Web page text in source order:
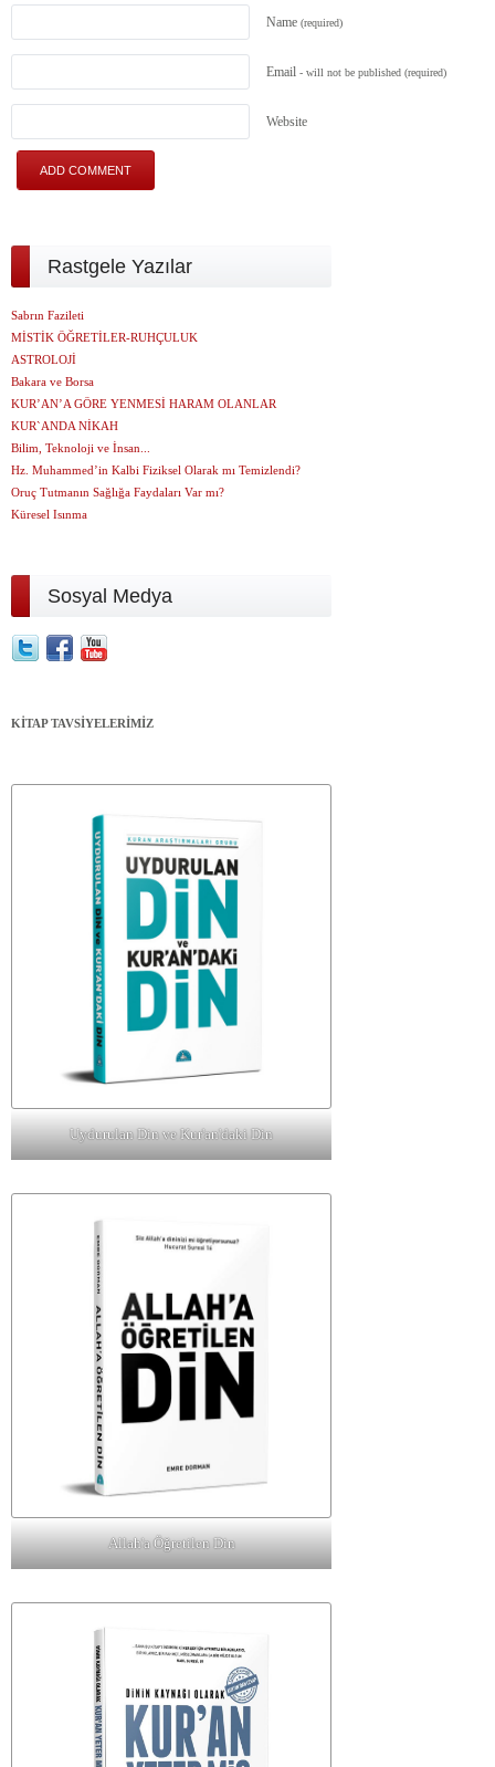
Name (required)
Email - will not be published (required)
Website
Rastgele Yazılar
Sabrın Fazileti
MİSTİK ÖĞRETİLER-RUHÇULUK
ASTROLOJİ
Bakara ve Borsa
KUR’AN’A GÖRE YENMESİ HARAM OLANLAR
KUR`ANDA NİKAH
Bilim, Teknoloji ve İnsan...
Hz. Muhammed’in Kalbi Fiziksel Olarak mı Temizlendi?
Oruç Tutmanın Sağlığa Faydaları Var mı?
Küresel Isınma
Sosyal Medya
KİTAP TAVSİYELERİMİZ
Uydurulan Din ve Kur'an'daki Din
Allah'a Öğretilen Din